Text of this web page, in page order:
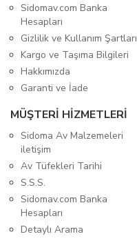
Sidomav.com Banka
Hesapları
Gizlilik ve Kullanım Şartları
Kargo ve Taşıma Bilgileri
Hakkımızda
Garanti ve İade
MÜŞTERİ HİZMETLERİ
Sidoma Av Malzemeleri
iletişim
Av Tüfekleri Tarihi
S.S.S.
Sidomav.com Banka
Hesapları
Detaylı Arama